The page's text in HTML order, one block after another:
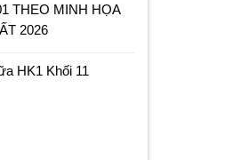
THEO MINH HỌA
2026
HK1 Khối 11